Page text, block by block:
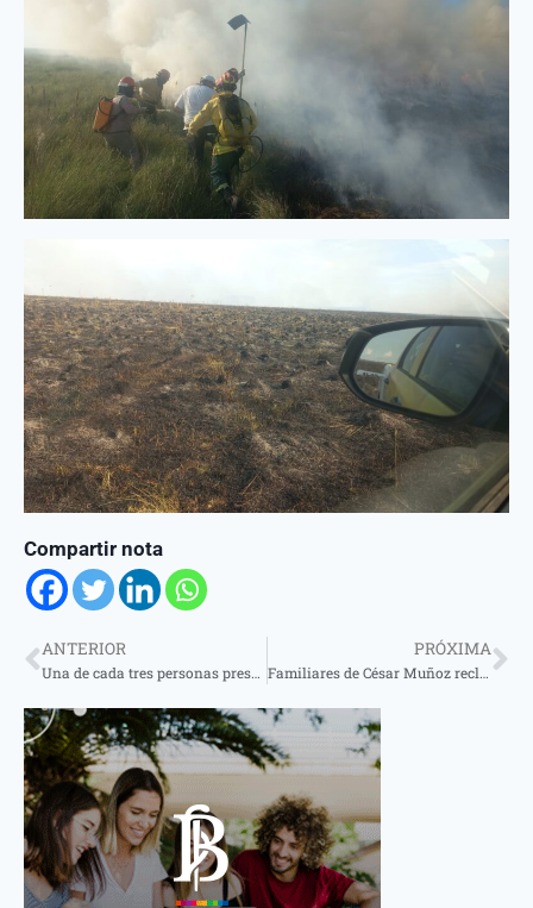
Compartir nota
ANTERIOR
Una de cada tres personas presenta un problema de salud mental en la Argentina
PRÓXIMA
Familiares de César Muñoz reclaman el pronto esclarecimiento de su muerte